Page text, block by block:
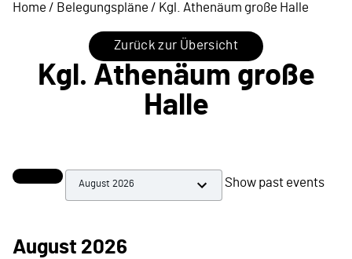
Home / Belegungspläne / Kgl. Athenäum große Halle
Zurück zur Übersicht
Kgl. Athenäum große
Halle
Show past events
August 2026